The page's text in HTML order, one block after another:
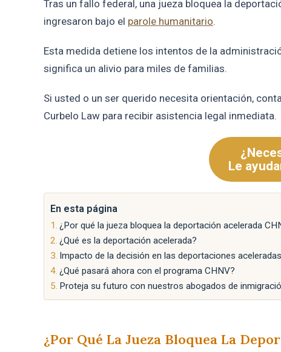
Tras un fallo federal, una jueza bloquea la
ingresaron bajo el parole humanitario.
Esta medida detiene los intentos de la
significa un alivio para miles de familias.
Si usted o un ser querido necesita orientación,
Curbelo Law para recibir asistencia legal inmediata.
Le
En esta página
¿Por qué la jueza bloquea la deportación acelerada
¿Qué es la deportación acelerada?
Impacto de la decisión en las deportaciones aceleradas
¿Qué pasará ahora con el programa CHNV?
Proteja su futuro con nuestros abogados de
¿Por Qué La Jueza Bloquea La